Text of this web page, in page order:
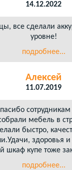
14.12.2022
все сделали
уровне!
подробнее...
Алексей
11.07.2019
мебель в
быстро,
здоровья
шкаф купе тоже
подробнее...